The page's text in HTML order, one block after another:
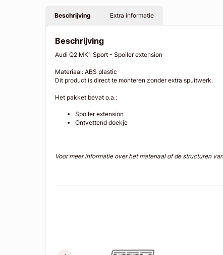
Beschrijving Extra informatie
Beschrijving
Audi Q2 MK1 Sport - Spoiler extension
Materiaal: ABS plastic
Dit product is direct te monteren zonder extra spuitwerk.
Het pakket bevat o.a.:
Spoiler extension
Ontvettend doekje
Voor meer informatie over het materiaal of de structuren